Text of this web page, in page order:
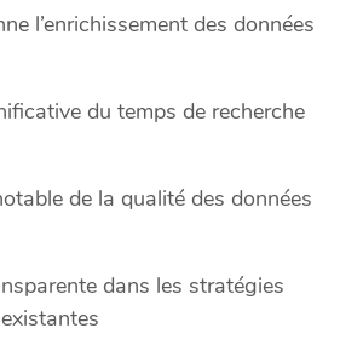
l’enrichissement des données
du temps de recherche
de la qualité des données
dans les stratégies